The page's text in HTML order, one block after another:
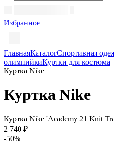
Избранное
ГлавнаяКаталогСпортивная
олимпийкиКуртки для костюма
Куртка Nike
Куртка Nike
Куртка Nike 'Academy 21 Knit
2 740 ₽
-50%